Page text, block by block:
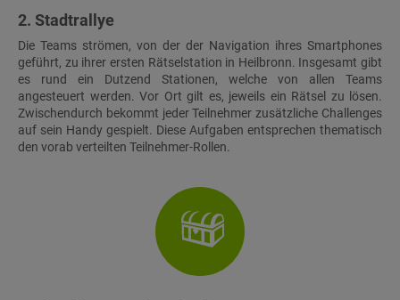
2. Stadtrallye
Die Teams strömen, von der der Navigation ihres Smartphones
geführt, zu ihrer ersten Rätselstation in Heilbronn. Insgesamt gibt
es rund ein Dutzend Stationen, welche von allen Teams
angesteuert werden. Vor Ort gilt es, jeweils ein Rätsel zu lösen.
Zwischendurch bekommt jeder Teilnehmer zusätzliche Challenges
auf sein Handy gespielt. Diese Aufgaben entsprechen thematisch
den vorab verteilten Teilnehmer-Rollen.